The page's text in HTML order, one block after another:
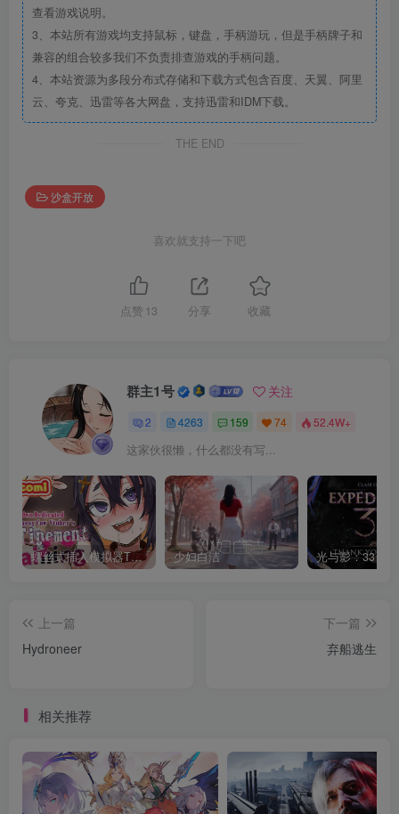
查看游戏说明。
3、本站所有游戏均支持鼠标，键盘，手柄游玩，但是手柄牌子和
兼容的组合较多我们不负责排查游戏的手柄问题。
4、本站资源为多段分布式存储和下载方式包含百度、天翼、阿里
云、夸克、迅雷等各大网盘，支持迅雷和IDM下载。
THE END
沙盒开放
喜欢就支持一下吧
点赞 13 分享 收藏
群主1号 关注
2 4263 159 74 52.4W+
这家伙很懒，什么都没有写...
螺丝式插入模拟器TMA02 少妇白洁
上一篇
Hydroneer
下一篇
弃船逃生
相关推荐